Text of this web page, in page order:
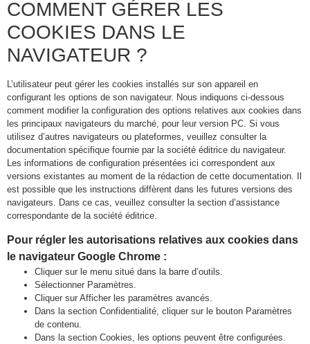
COMMENT GÉRER LES
COOKIES DANS LE
NAVIGATEUR ?
L’utilisateur peut gérer les cookies installés sur son appareil en
configurant les options de son navigateur. Nous indiquons ci-dessous
comment modifier la configuration des options relatives aux cookies dans
les principaux navigateurs du marché, pour leur version PC. Si vous
utilisez d’autres navigateurs ou plateformes, veuillez consulter la
documentation spécifique fournie par la société éditrice du navigateur.
Les informations de configuration présentées ici correspondent aux
versions existantes au moment de la rédaction de cette documentation. Il
est possible que les instructions diffèrent dans les futures versions des
navigateurs. Dans ce cas, veuillez consulter la section d’assistance
correspondante de la société éditrice.
Pour régler les autorisations relatives aux cookies dans
le navigateur Google Chrome :
Cliquer sur le menu situé dans la barre d’outils.
Sélectionner Paramètres.
Cliquer sur Afficher les paramètres avancés.
Dans la section Confidentialité, cliquer sur le bouton Paramètres
de contenu.
Dans la section Cookies, les options peuvent être configurées.